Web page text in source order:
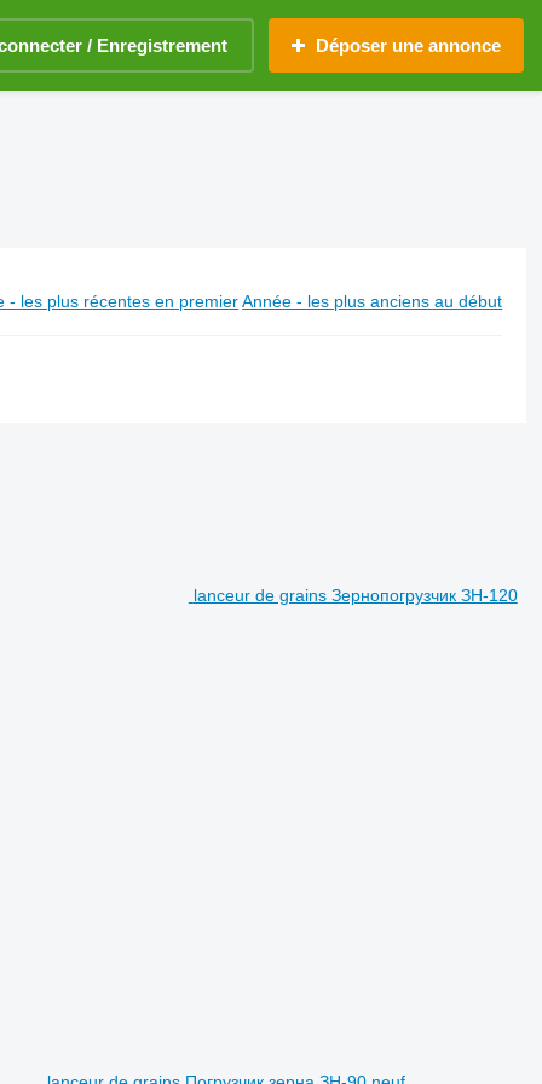
/ Enregistrement Déposer une annonce
- les plus récentes en premier Année - les plus anciens au début
lanceur de grains Зернопогрузчик ЗН-120